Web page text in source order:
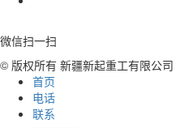
微信扫一扫
© 版权所有 新疆新起重工有限公司
首页
电话
联系